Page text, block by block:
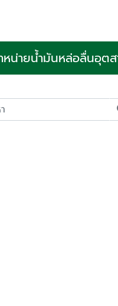
หน่ายน้ำมันหล่อลื่นอุต